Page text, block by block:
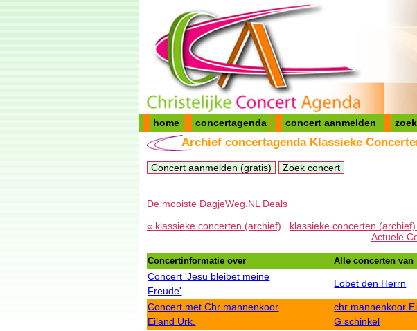
home concertagenda concert aanmelden
Archief concertagenda Klassieke
Concert aanmelden (gratis) Zoek concert
De mooiste DagjeWeg.NL Deals
« klassieke concerten (archief)
klassieke concerten
Actuele
Concertinformatie over Alle concerten van
Concert 'Jesu bleibet meine
Freude'
Lobet den Herrn
Concert met Chr mannenkoor
Eiland Urk.
chr mannenkoor
G schinkel